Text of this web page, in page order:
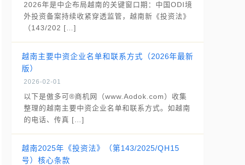
2026年是中企布局越南的关键窗口期：中国ODI境
外投资备案持续收紧穿透监管，越南新《投资法》
（143/202 […]
越南主要中资企业名单和联系方式（2026年最新
版）
2026-02-01
以下是傲多可®商机网（www.Aodok.com）收集
整理的越南主要中资企业名单和联系方式。如越南
的电话、传真 […]
越南2025年《投资法》（第143/2025/QH15
号）核心条款